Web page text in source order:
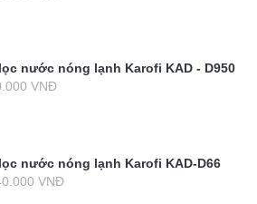
nước nóng lạnh Karofi KAD - D950
VNĐ
nước nóng lạnh Karofi KAD-D66
VNĐ